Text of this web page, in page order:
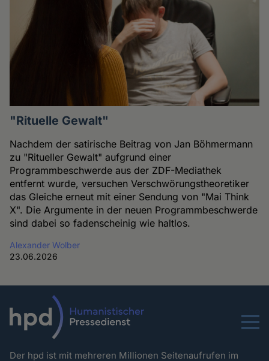
"Rituelle Gewalt"
Nachdem der satirische Beitrag von Jan Böhmermann
zu "Ritueller Gewalt" aufgrund einer
Programmbeschwerde aus der ZDF-Mediathek
entfernt wurde, versuchen Verschwörungstheoretiker
das Gleiche erneut mit einer Sendung von "Mai Think
X". Die Argumente in der neuen Programmbeschwerde
sind dabei so fadenscheinig wie haltlos.
Alexander Wolber
23.06.2026
Menu
Der hpd ist mit mehreren Millionen Seitenaufrufen im